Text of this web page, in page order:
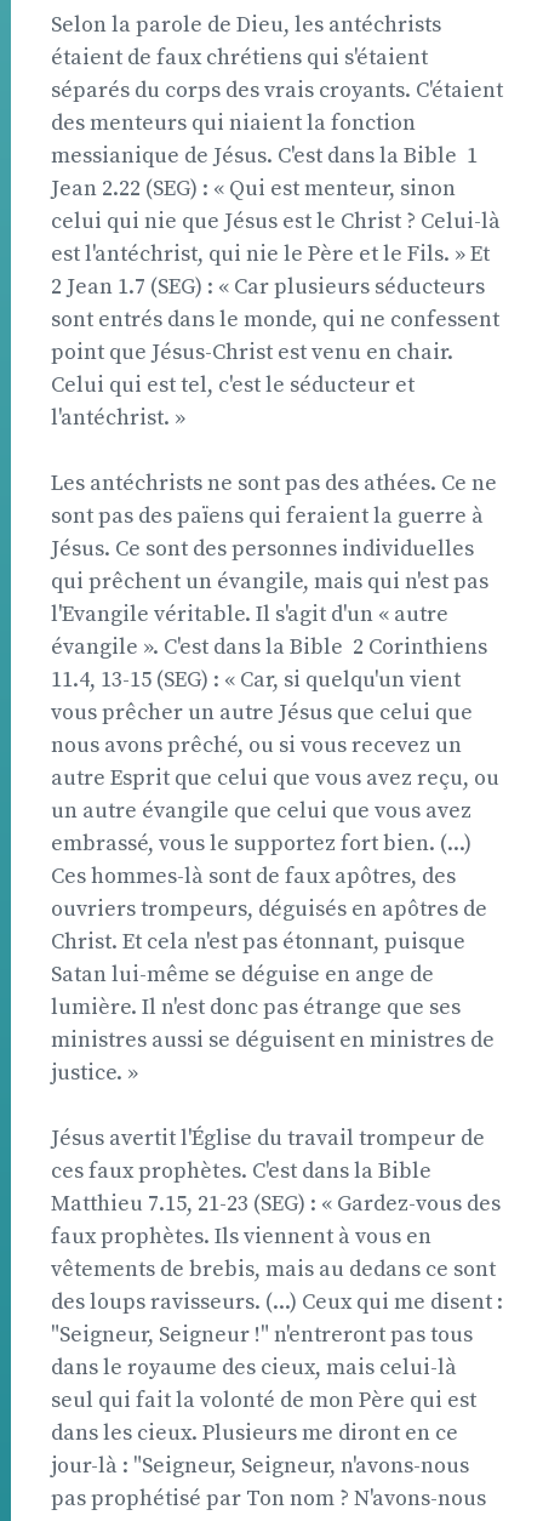
Selon la parole de Dieu, les antéchrists
étaient de faux chrétiens qui s'étaient
séparés du corps des vrais croyants. C'étaient
des menteurs qui niaient la fonction
messianique de Jésus. C'est dans la Bible  1
Jean 2.22 (SEG) : « Qui est menteur, sinon
celui qui nie que Jésus est le Christ ? Celui-là
est l'antéchrist, qui nie le Père et le Fils. » Et
2 Jean 1.7 (SEG) : « Car plusieurs séducteurs
sont entrés dans le monde, qui ne confessent
point que Jésus-Christ est venu en chair.
Celui qui est tel, c'est le séducteur et
l'antéchrist. »
Les antéchrists ne sont pas des athées. Ce ne
sont pas des païens qui feraient la guerre à
Jésus. Ce sont des personnes individuelles
qui prêchent un évangile, mais qui n'est pas
l'Evangile véritable. Il s'agit d'un « autre
évangile ». C'est dans la Bible  2 Corinthiens
11.4, 13-15 (SEG) : « Car, si quelqu'un vient
vous prêcher un autre Jésus que celui que
nous avons prêché, ou si vous recevez un
autre Esprit que celui que vous avez reçu, ou
un autre évangile que celui que vous avez
embrassé, vous le supportez fort bien. (...)
Ces hommes-là sont de faux apôtres, des
ouvriers trompeurs, déguisés en apôtres de
Christ. Et cela n'est pas étonnant, puisque
Satan lui-même se déguise en ange de
lumière. Il n'est donc pas étrange que ses
ministres aussi se déguisent en ministres de
justice. »
Jésus avertit l'Église du travail trompeur de
ces faux prophètes. C'est dans la Bible 
Matthieu 7.15, 21-23 (SEG) : « Gardez-vous des
faux prophètes. Ils viennent à vous en
vêtements de brebis, mais au dedans ce sont
des loups ravisseurs. (...) Ceux qui me disent :
"Seigneur, Seigneur !" n'entreront pas tous
dans le royaume des cieux, mais celui-là
seul qui fait la volonté de mon Père qui est
dans les cieux. Plusieurs me diront en ce
jour-là : "Seigneur, Seigneur, n'avons-nous
pas prophétisé par Ton nom ? N'avons-nous